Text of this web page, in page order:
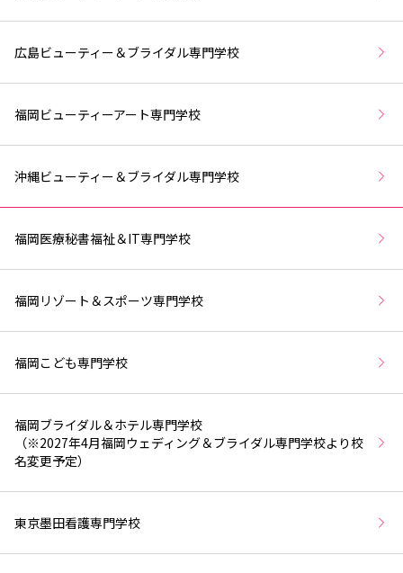
広島ビューティー＆ブライダル専門学校
福岡ビューティーアート専門学校
沖縄ビューティー＆ブライダル専門学校
福岡医療秘書福祉＆IT専門学校
福岡リゾート＆スポーツ専門学校
福岡こども専門学校
福岡ブライダル＆ホテル専門学校
（※2027年4月福岡ウェディング＆ブライダル専門学校より校
名変更予定）
東京墨田看護専門学校